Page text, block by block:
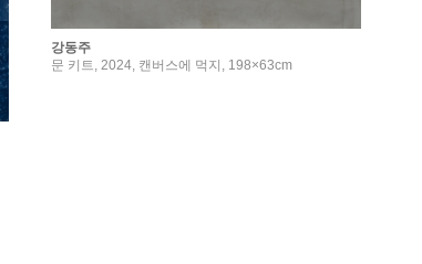
강동주
문 키트, 2024, 캔버스에 먹지, 198×63cm